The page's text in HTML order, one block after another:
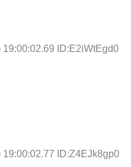
19:00:02.69 ID:E2iWtEgd0
19:00:02.77 ID:Z4EJk8gp0